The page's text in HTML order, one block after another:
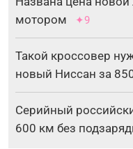
мотором
✦9
Такой кроссовер
новый Ниссан за
Серийный
600 км без